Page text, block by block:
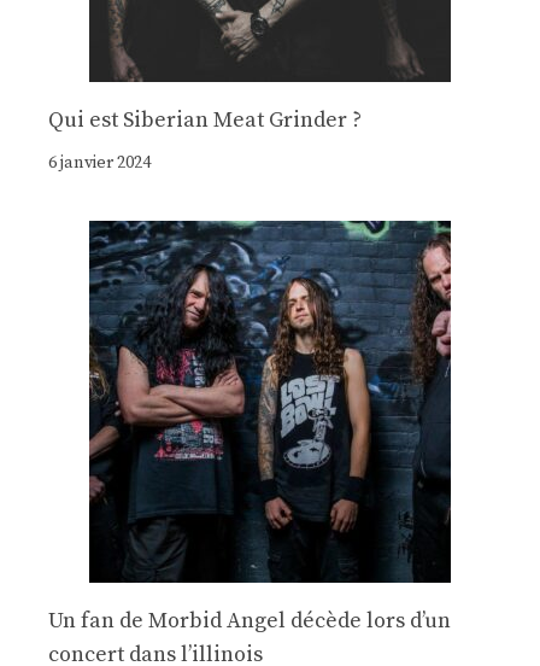
Qui est Siberian Meat Grinder ?
6 janvier 2024
Un fan de Morbid Angel décède lors d’un
concert dans l’illinois